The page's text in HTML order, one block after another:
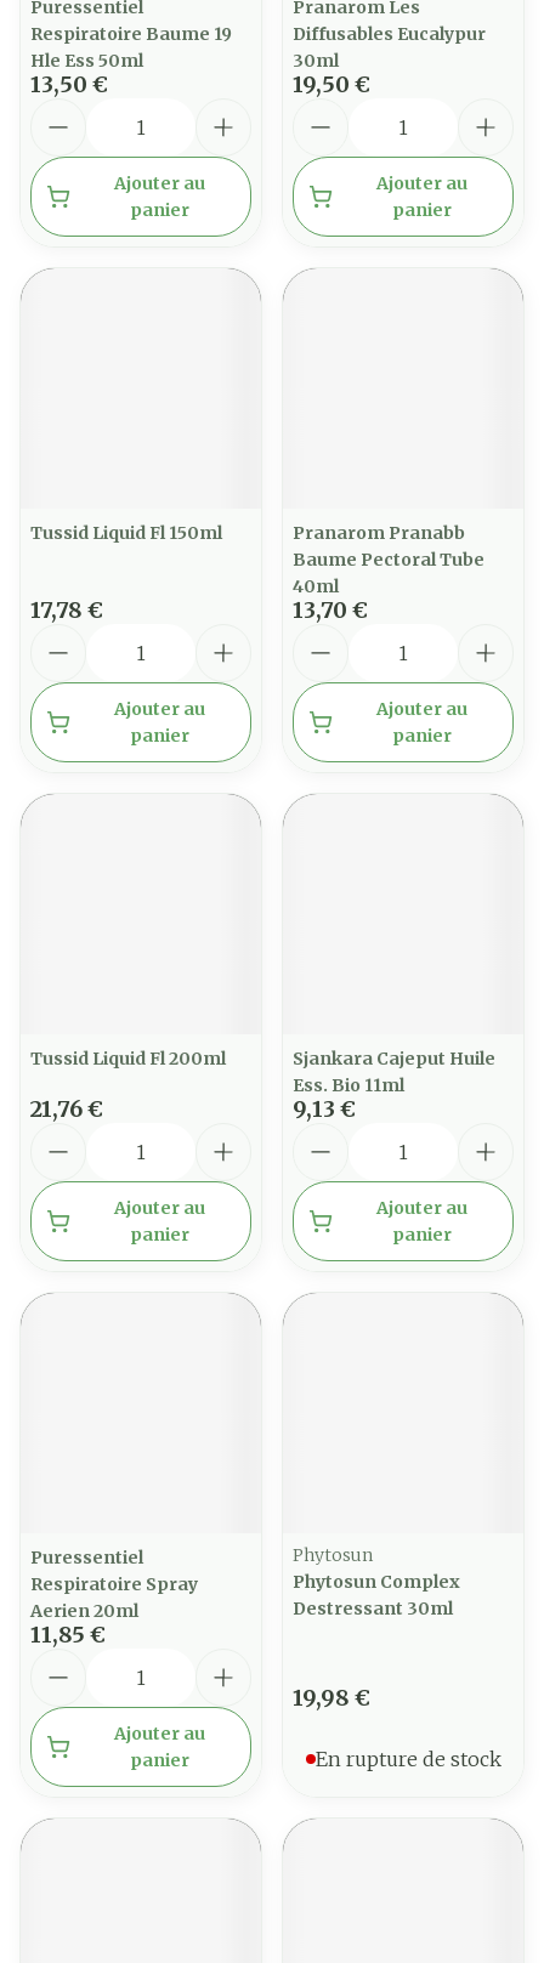
Puressentiel
Respiratoire Baume 19
Hle Ess 50ml
13,50 €
Ajouter au
panier
Pranarom Les
Diffusables Eucalypur
30ml
19,50 €
Ajouter au
panier
Tussid Liquid Fl 150ml
17,78 €
Ajouter au
panier
Pranarom Pranabb
Baume Pectoral Tube
40ml
13,70 €
Ajouter au
panier
Tussid Liquid Fl 200ml
21,76 €
Ajouter au
panier
Sjankara Cajeput Huile
Ess. Bio 11ml
9,13 €
Ajouter au
panier
Puressentiel
Respiratoire Spray
Aerien 20ml
11,85 €
Ajouter au
panier
Phytosun
Phytosun Complex
Destressant 30ml
19,98 €
En rupture de stock